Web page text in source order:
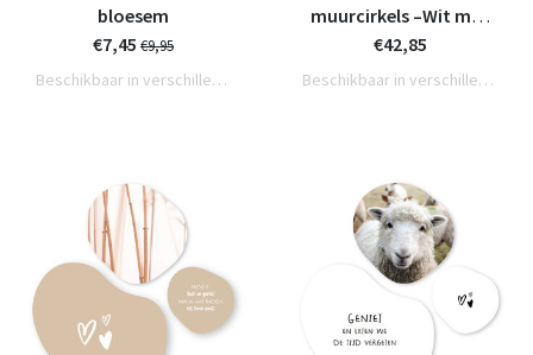
bloesem
€7,45 €9,95
Beschikbaar in verschillende varianten
muurcirkels –Wit met
tekstjes en foto
bloesem
€42,85
Beschikbaar in verschillende varianten